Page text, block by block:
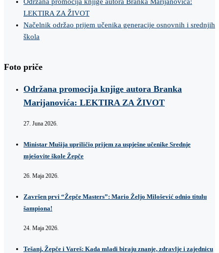
Održana promocija knjige autora Branka Marijanovića:
LEKTIRA ZA ŽIVOT
Načelnik održao prijem učenika generacije osnovnih i srednjih
škola
Foto priče
Održana promocija knjige autora Branka
Marijanovića: LEKTIRA ZA ŽIVOT
27. Juna 2026.
Ministar Mušija upriličio prijem za uspješne učenike Srednje
mješovite škole Žepče
26. Maja 2026.
Završen prvi “Žepče Masters”: Mario Željo Milošević odnio titulu
šampiona!
24. Maja 2026.
Tešanj, Žepče i Vareš: Kada mladi biraju znanje, zdravlje i zajednicu